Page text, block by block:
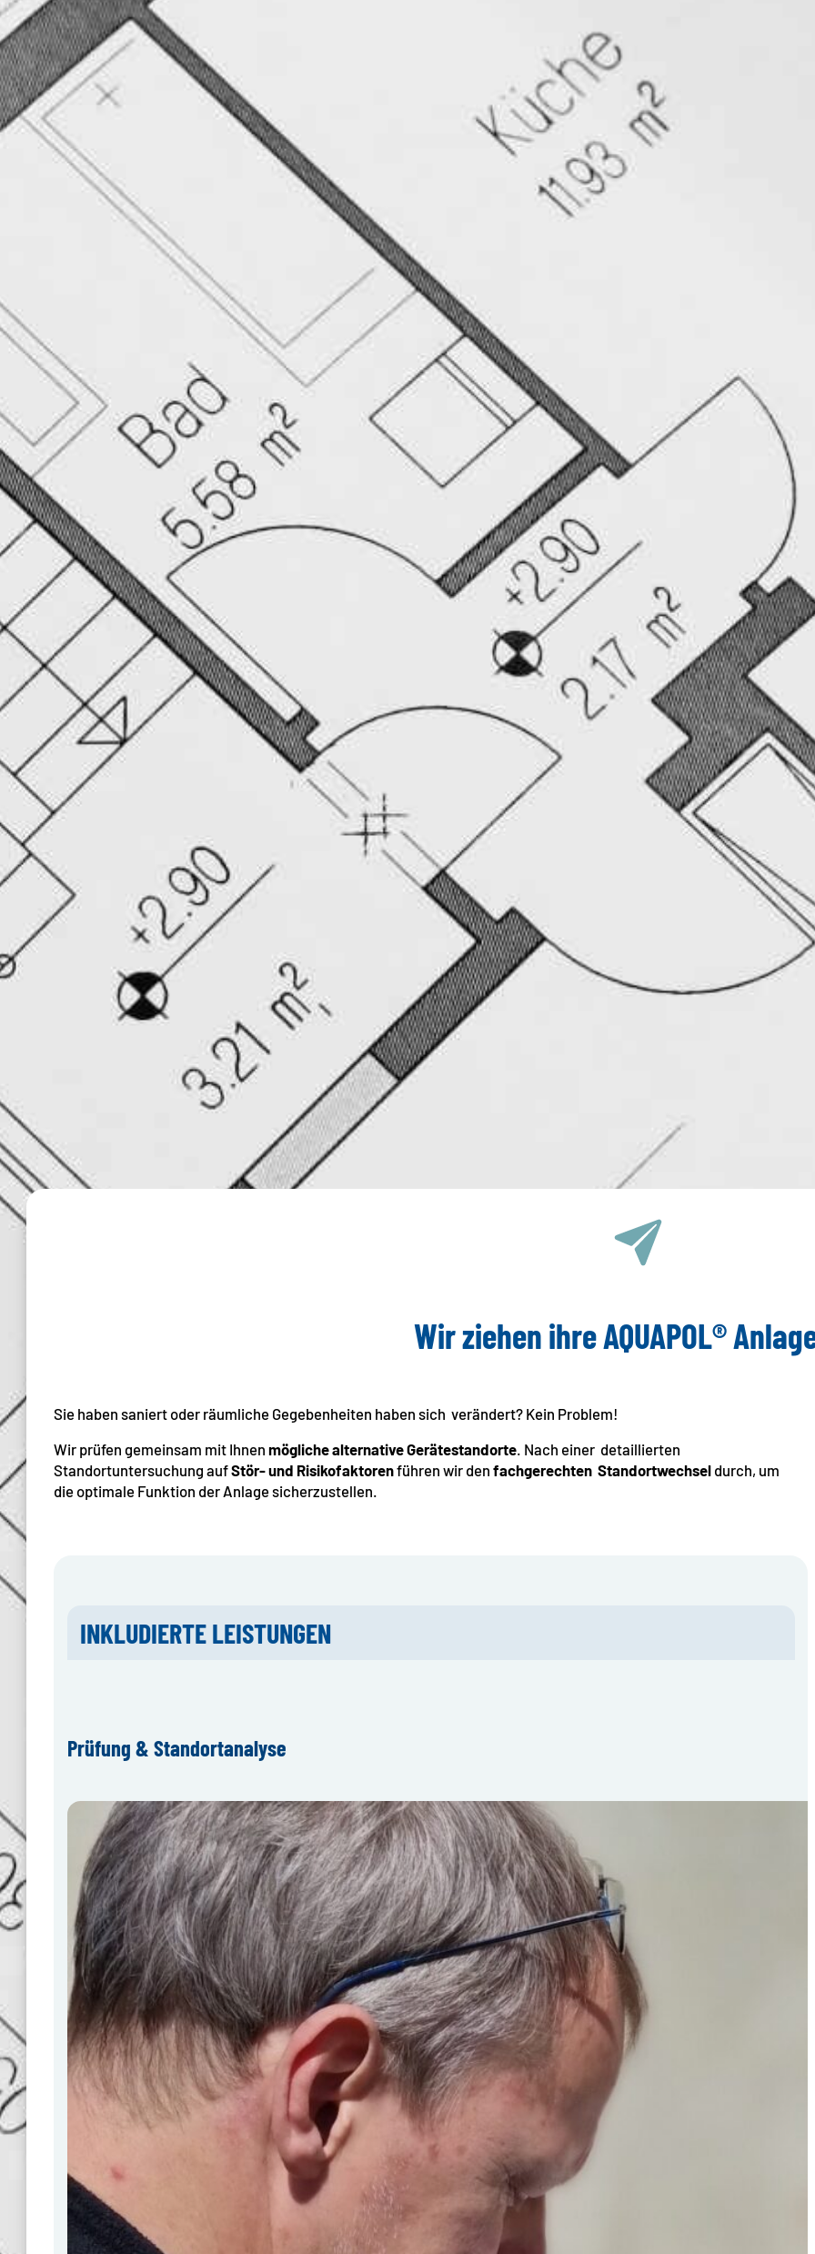
Wir ziehen ihre AQUAPOL®
Sie haben saniert oder räumliche Gegebenheiten haben sich ­ verändert? Kein Problem!
Wir prüfen gemeinsam mit Ihnen mögliche alternative Gerätestandorte. Nach einer ­ detaillierten
Standortuntersuchung aufStör- und Risikofaktorenführen wir den fachgerechten ­ Standortwechseldurch, um
die optimale Funktion der Anlage sicherzustellen.
INKLUDIERTE LEISTUNGEN
Prüfung & Standortanalyse